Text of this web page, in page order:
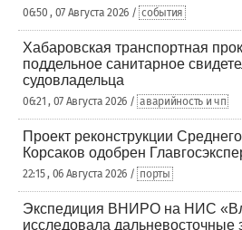
06:50 , 07 Августа 2026 / события
Хабаровская транспортная
поддельное санитарное
судовладельца
06:21 , 07 Августа 2026 / аварийность и чп
Проект реконструкции
Корсаков одобрен
22:15 , 06 Августа 2026 / порты
Экспедиция ВНИРО на НИС
исследовала дальневосточные